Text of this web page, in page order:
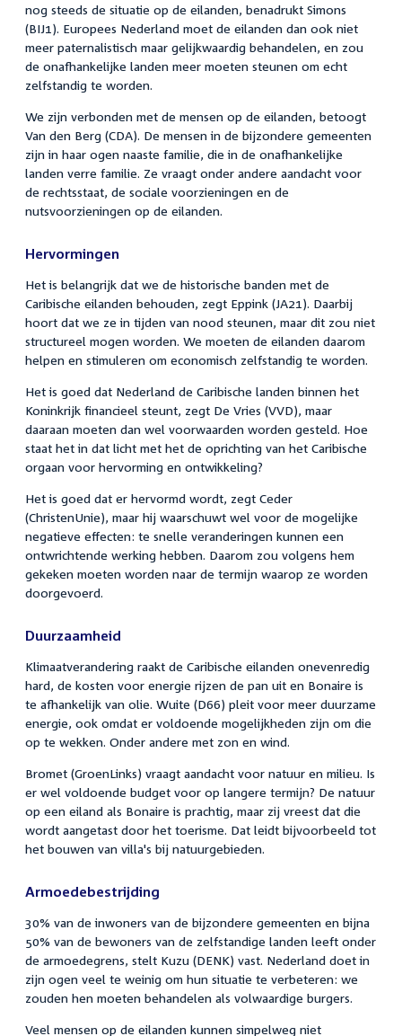
nog steeds de situatie op de eilanden, benadrukt Simons
(BIJ1). Europees Nederland moet de eilanden dan ook niet
meer paternalistisch maar gelijkwaardig behandelen, en zou
de onafhankelijke landen meer moeten steunen om echt
zelfstandig te worden.
We zijn verbonden met de mensen op de eilanden, betoogt
Van den Berg (CDA). De mensen in de bijzondere gemeenten
zijn in haar ogen naaste familie, die in de onafhankelijke
landen verre familie. Ze vraagt onder andere aandacht voor
de rechtsstaat, de sociale voorzieningen en de
nutsvoorzieningen op de eilanden.
Hervormingen
Het is belangrijk dat we de historische banden met de
Caribische eilanden behouden, zegt Eppink (JA21). Daarbij
hoort dat we ze in tijden van nood steunen, maar dit zou niet
structureel mogen worden. We moeten de eilanden daarom
helpen en stimuleren om economisch zelfstandig te worden.
Het is goed dat Nederland de Caribische landen binnen het
Koninkrijk financieel steunt, zegt De Vries (VVD), maar
daaraan moeten dan wel voorwaarden worden gesteld. Hoe
staat het in dat licht met het de oprichting van het Caribische
orgaan voor hervorming en ontwikkeling?
Het is goed dat er hervormd wordt, zegt Ceder
(ChristenUnie), maar hij waarschuwt wel voor de mogelijke
negatieve effecten: te snelle veranderingen kunnen een
ontwrichtende werking hebben. Daarom zou volgens hem
gekeken moeten worden naar de termijn waarop ze worden
doorgevoerd.
Duurzaamheid
Klimaatverandering raakt de Caribische eilanden onevenredig
hard, de kosten voor energie rijzen de pan uit en Bonaire is
te afhankelijk van olie. Wuite (D66) pleit voor meer duurzame
energie, ook omdat er voldoende mogelijkheden zijn om die
op te wekken. Onder andere met zon en wind.
Bromet (GroenLinks) vraagt aandacht voor natuur en milieu. Is
er wel voldoende budget voor op langere termijn? De natuur
op een eiland als Bonaire is prachtig, maar zij vreest dat die
wordt aangetast door het toerisme. Dat leidt bijvoorbeeld tot
het bouwen van villa's bij natuurgebieden.
Armoedebestrijding
30% van de inwoners van de bijzondere gemeenten en bijna
50% van de bewoners van de zelfstandige landen leeft onder
de armoedegrens, stelt Kuzu (DENK) vast. Nederland doet in
zijn ogen veel te weinig om hun situatie te verbeteren: we
zouden hen moeten behandelen als volwaardige burgers.
Veel mensen op de eilanden kunnen simpelweg niet